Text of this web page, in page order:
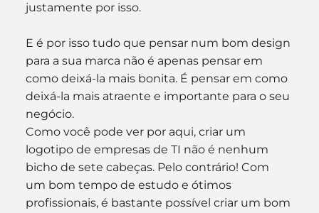
justamente por isso.
E é por isso tudo que pensar num bom design
para a sua marca não é apenas pensar em
como deixá-la mais bonita. É pensar em como
deixá-la mais atraente e importante para o seu
negócio.
Como você pode ver por aqui, criar um
logotipo de empresas de TI não é nenhum
bicho de sete cabeças. Pelo contrário! Com
um bom tempo de estudo e ótimos
profissionais, é bastante possível criar um bom